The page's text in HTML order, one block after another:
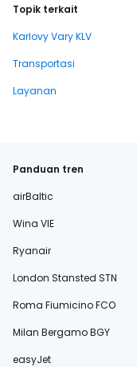
Topik terkait
Karlovy Vary KLV
Transportasi
Layanan
Panduan tren
airBaltic
Wina VIE
Ryanair
London Stansted STN
Roma Fiumicino FCO
Milan Bergamo BGY
easyJet